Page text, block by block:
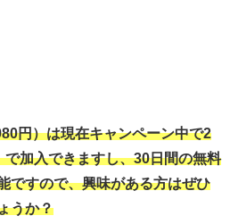
円）は現在キャンペーン中で2
加入できますし、30日間の無料
ですので、興味がある方はぜひ
うか？